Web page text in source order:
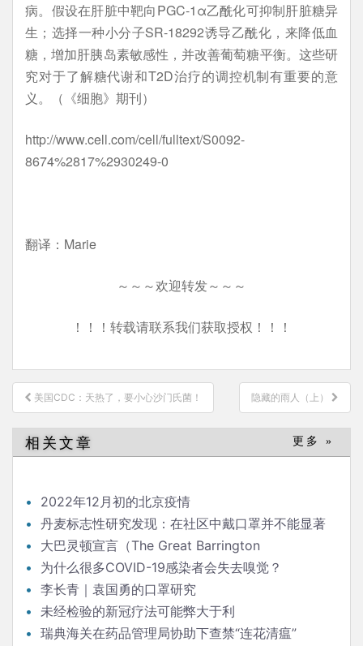
病。假设在肝脏中靶向PGC-1α乙酰化可抑制肝脏糖异
生；选择一种小分子SR-18292诱导乙酰化，来降低血
糖，增加肝胰岛素敏感性，并改善葡萄糖平衡。这些研
究对于了解糖代谢和T2D治疗的调控机制有重要的意
义。（《细胞》期刊）
http://www.cell.com/cell/fulltext/S0092-
8674%2817%2930249-0
翻译：Marie
～～～欢迎转发～～～
！！！转载请联系我们获取授权！！！
文
章
导
航
美国CDC：天热了，要小心沙门氏菌！ 隐藏的雨人（上）
相关文章 更多 »
2022年12月初的北京疫情
丹麦标志性研究发现：在社区中戴口罩并不能显著
降低（新冠）感染率
大巴灵顿宣言（The Great Barrington
Declaration）
为什么很多COVID-19感染者会失去嗅觉？
李长青｜袁国勇的口罩研究
未经检验的新冠疗法可能弊大于利
瑞典海关在药品管理局协助下查禁“连花清瘟”